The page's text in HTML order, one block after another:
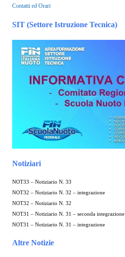
Contatti ed Orari
SIT (Settore Istruzione Tecnica)
Notiziari
NOT33 – Notiziario N. 33
NOT32 – Notiziario N. 32 – integrazione
NOT32 – Notiziario N. 32
NOT31 – Notiziario N. 31 – seconda integrazione
NOT31 – Notiziario N. 31 – integrazione
Altre Notizie